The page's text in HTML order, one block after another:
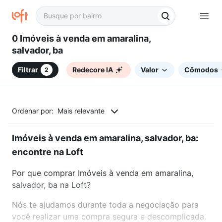
0 Imóveis à venda em amaralina,
salvador, ba
Filtrar 2 Redecore IA Valor Cômodos
Ordenar por: Mais relevante
Imóveis à venda em amaralina, salvador, ba:
encontre na Loft
Por que comprar Imóveis à venda em amaralina,
salvador, ba na Loft?
Nós te ajudamos durante toda a negociação para
você realizar uma compra segura e descomplicada.